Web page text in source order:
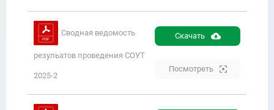
Сводная ведомость
резульатов проведения СОУТ
2025-2
Скачать
Посмотреть